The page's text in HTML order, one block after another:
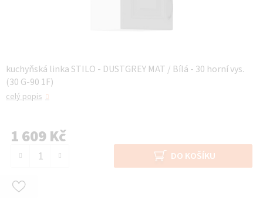
kuchyňská linka STILO - DUSTGREY MAT / Bílá - 30 horní vys.
(30 G-90 1F)
celý popis
1 609 Kč
DO KOŠÍKU